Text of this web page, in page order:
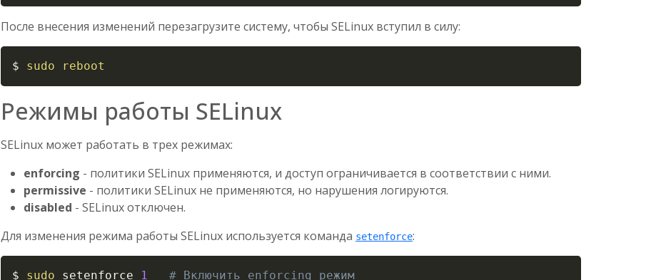
После внесения изменений перезагрузите систему, чтобы SELinux вступил в силу:
$ sudo reboot
Режимы работы SELinux
SELinux может работать в трех режимах:
enforcing - политики SELinux применяются, и доступ ограничивается в соответствии с ними.
permissive - политики SELinux не применяются, но нарушения логируются.
disabled - SELinux отключен.
Для изменения режима работы SELinux используется команда setenforce:
$ sudo setenforce 1
# Включить enforcing режим